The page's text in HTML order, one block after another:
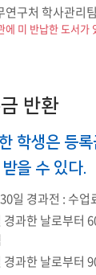
연구처 학사관리팀
에 미 반납한 도서가
반환
학생은 등
을 수 있다.
일 경과전 : 수업
과한 날로부터
과한 날로부터